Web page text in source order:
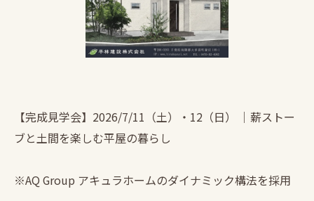
【完成見学会】2026/7/11（土）・12（日） ｜薪ストー
ブと土間を楽しむ平屋の暮らし
※AQ Group アキュラホームのダイナミック構法を採用